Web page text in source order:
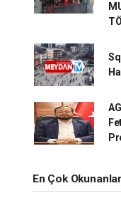
En Çok Okunanlar